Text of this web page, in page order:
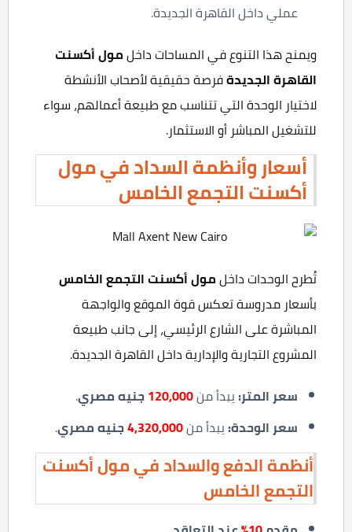
عملي داخل القاهرة الجديدة.
ويمنح هذا التنوع في المساحات داخلمول أكسنت
القاهرة الجديدةفرصة حقيقية لأصحاب الأنشطة
لاختيار الوحدة التي تتناسب مع طبيعة أعمالهم، سواء
للتشغيل المباشر أو الاستثمار.
أسعار وأنظمة السداد في مول
أكسنت التجمع الخامس
تُطرح الوحدات داخلمول أكسنت التجمع الخامس
بأسعار مدروسة تعكس قوة الموقع والواجهة
المباشرة على الشارع الرئيسي، إلى جانب طبيعة
المشروع التجارية والإدارية داخل القاهرة الجديدة.
سعر المتر:يبدأ من120,000جنيه مصري.
سعر الوحدة:يبدأ من4,320,000جنيه مصري.
أنظمة الدفع والسدادفي مول أكسنت
التجمع الخامس